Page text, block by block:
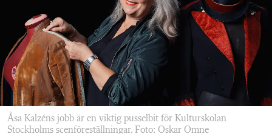
Åsa Kalzéns jobb är en viktig pusselbit för Kulturskolan
Stockholms scenföreställningar. Foto: Oskar Omne